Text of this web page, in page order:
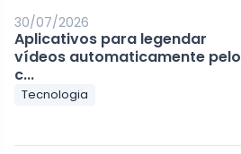
30/07/2026
Aplicativos para legendar
vídeos automaticamente pelo
c...
Tecnologia